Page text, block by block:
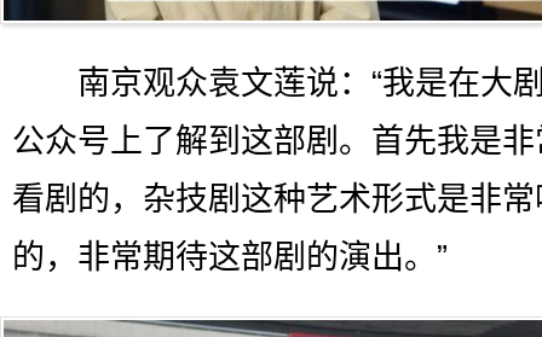
南京观众袁文莲说：“我是在大
公众号上了解到这部剧。首先我是
看剧的，杂技剧这种艺术形式是非
的，非常期待这部剧的演出。”